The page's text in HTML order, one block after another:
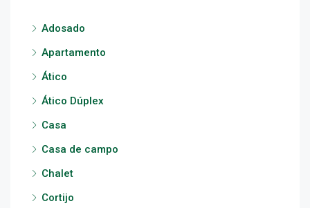
Adosado
Apartamento
Ático
Ático Dúplex
Casa
Casa de campo
Chalet
Cortijo